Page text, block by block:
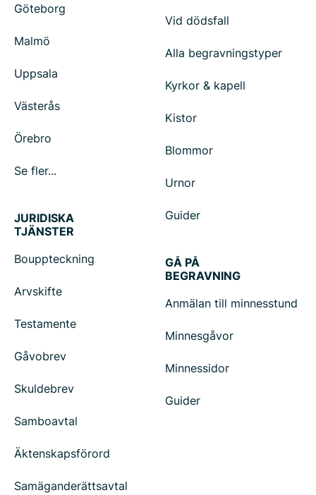
Göteborg
Malmö
Uppsala
Västerås
Örebro
Se fler...
Vid dödsfall
Alla begravningstyper
Kyrkor & kapell
Kistor
Blommor
Urnor
Guider
JURIDISKA
TJÄNSTER
Bouppteckning
Arvskifte
Testamente
Gåvobrev
Skuldebrev
Samboavtal
Äktenskapsförord
Samäganderättsavtal
GÅ PÅ
BEGRAVNING
Anmälan till minnesstund
Minnesgåvor
Minnessidor
Guider